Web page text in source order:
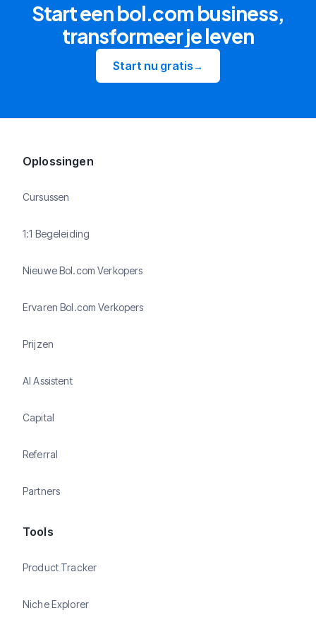
Start een bol.com business,
transformeer je leven
Start nu gratis→
Oplossingen
Cursussen
1:1 Begeleiding
Nieuwe Bol.com Verkopers
Ervaren Bol.com Verkopers
Prijzen
AI Assistent
Capital
Referral
Partners
Tools
Product Tracker
Niche Explorer